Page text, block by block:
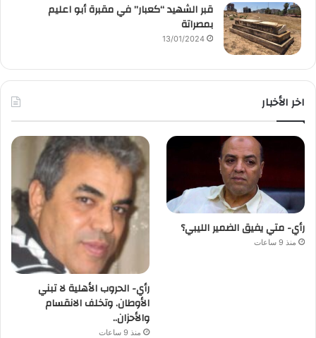
قبر الشهيد “كعبار” في مقبرة أبو اعليم
بمصراتة
13/01/2024
اخر الأخبار
رأي- متي يفيق الضمير الليبي؟
منذ 9 ساعات
رأي- الحروب الأهلية لا تبني
الأوطان. وتخلف الانقسام
والأحزان..
منذ 9 ساعات